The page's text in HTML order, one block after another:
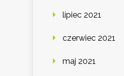
lipiec 2021
czerwiec 2021
maj 2021